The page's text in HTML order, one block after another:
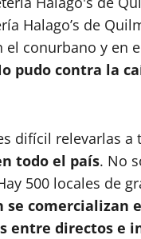
Halago’s de
el conurbano y en
pudo contra la
difícil relevarlas a
todo el país. No
500 locales de
se comercializan
entre directos e